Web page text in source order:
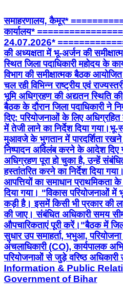
समाहरणालय, कैमूर*
कार्यालय*
24.07.2026*
की अध्यक्षता में भू-अर्जन की
स्थित जिला पदाधिकारी महोदय के
विभाग की समीक्षात्मक बैठक
चल रही विभिन्न राष्ट्रीय एवं
भूमि अधिग्रहण की अद्यतन स्थिति की
बैठक के दौरान जिला पदाधिकारी ने
दिए: परियोजनाओं के लिए अधिग्रहित
में तेजी लाने का निर्देश दिया गया। ​भू-
मुआवजे के भुगतान में पारदर्शिता
निष्पादन अविलंब करने के आदेश दिए
अधिग्रहण पूरा हो चुका है, उन्हें
हस्तांतरित करने का निर्देश दिया
आपत्तियों का समाधान प्राथमिकता
दिया गया। "विकास परियोजनाओं में
कड़ी है। इसमें किसी भी प्रकार की
की जाए। संबंधित अधिकारी समय
औपचारिकताएं पूरी करें।" ​बैठक में
सुधार उप समाहर्ता, भभुआ,
अंचलाधिकारी (CO), कार्यपालक
परियोजनाओं से जुड़े वरिष्ठ
Information & Public
Government of Bihar